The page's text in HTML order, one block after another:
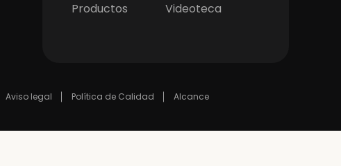
Productos
Videoteca
Aviso legal Política de Calidad Alcance